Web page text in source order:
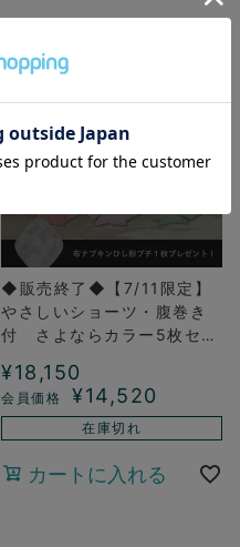
◆販売終了◆【7/11限定】
やさしいショーツ・腹巻き
付 さよならカラー5枚セッ
ト）
¥18,150
¥14,520
在庫切れ
カートに入れる